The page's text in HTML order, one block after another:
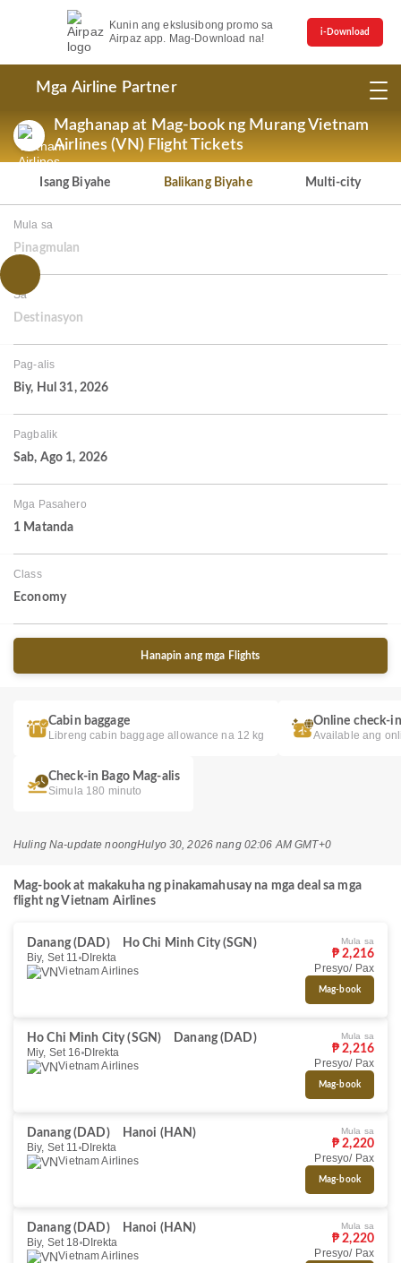
Kunin ang ekslusibong promo sa
Airpaz app. Mag-Download na!
i-Download
Mga Airline Partner
Maghanap at Mag-book ng Murang Vietnam
Airlines (VN) Flight Tickets
Isang Biyahe Balikang Biyahe Multi-city
Mula sa
Pinagmulan
Sa
Destinasyon
Pag-alis
Biy, Hul 31, 2026
Pagbalik
Sab, Ago 1, 2026
Mga Pasahero
1 Matanda
Class
Economy
Hanapin ang mga Flights
Cabin baggage
Libreng cabin baggage allowance na 12 kg
Online check-in
Available ang
Check-in Bago Mag-alis
Simula 180 minuto
Huling Na-update noongHulyo 30, 2026 nang 02:06 AM GMT+0
Mag-book at makakuha ng pinakamahusay na mga deal sa mga
flight ng Vietnam Airlines
Danang (DAD)
Ho Chi Minh City (SGN)
Biy, Set 11 DIrekta
Vietnam Airlines
Mula sa
₱ 2,216
Presyo/ Pax
Mag-book
Ho Chi Minh City (SGN)
Danang (DAD)
Miy, Set 16 DIrekta
Vietnam Airlines
Mula sa
₱ 2,216
Presyo/ Pax
Mag-book
Danang (DAD)
Hanoi (HAN)
Biy, Set 11 DIrekta
Vietnam Airlines
Mula sa
₱ 2,220
Presyo/ Pax
Mag-book
Danang (DAD)
Hanoi (HAN)
Biy, Set 18 DIrekta
Vietnam Airlines
Mula sa
₱ 2,220
Presyo/ Pax